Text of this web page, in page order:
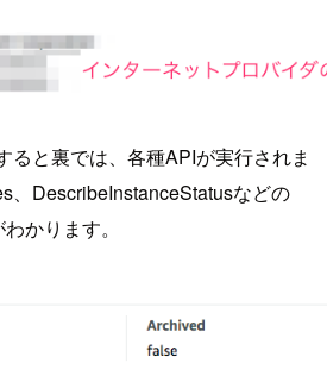
ると裏では、各種APIが実行されま
、DescribeInstanceStatusなどの
かります。